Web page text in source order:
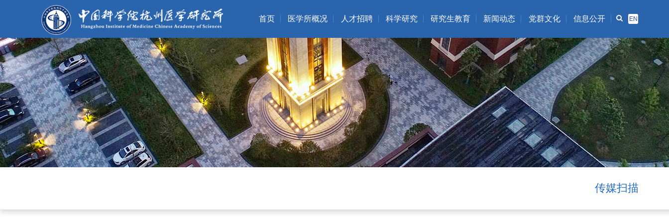
首页 医学所概况
机构简介
现任领导
所长致辞
人才队伍
院所风貌
组织架构
年鉴
人才招聘
招聘公告
服务指南
科学研究
科研成果
科研平台
国际合作
科研动态
科学实验中心
核酸适体数据库
核酸适体筛选中心
研究生教育
概况
招生信息
学子风采
下载中心
学术交流
全文检索
新闻动态
通知公告
新闻资讯
党群文化
党群动态
主题教育
信息公开
工作管理办法
公开指南
公开目录
公开申请表
预算决算年度报告
招标采购
联系方式
EN
传媒扫描